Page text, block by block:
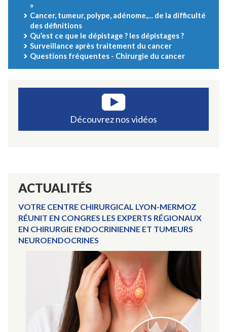
»
Cancer, tumeur, polype, adénome,… de la difficulté
des définitions
Qu’est ce que le dépistage ? les dépistages ?
Surveillance après traitement du cancer
Questions fréquentes - Chirurgie du cancer
Découvrez nos vidéos
ACTUALITÉS
VOTRE CENTRE CHIRURGICAL LYON-MERMOZ
RÉUNIT EN CONGRES LES EXPERTS RÉGIONAUX
EN CHIRURGIE ENDOCRINIENNE ET TUMEURS
NEUROENDOCRINES